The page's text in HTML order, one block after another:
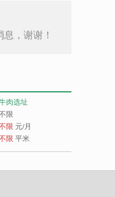
，谢谢！
肉选址
限
限 元/月
限 平米